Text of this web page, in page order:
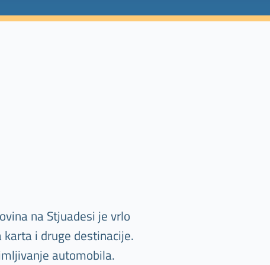
na Stjuadesi je vrlo
i druge destinacije.
automobila.